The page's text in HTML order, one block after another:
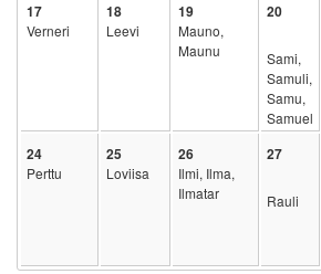
17
Verneri
18
Leevi
19
Mauno,
Maunu
20
Sami,
Samuli,
Samu,
Samuel
24
Perttu
25
Loviisa
26
Ilmi, Ilma,
Ilmatar
27
Rauli